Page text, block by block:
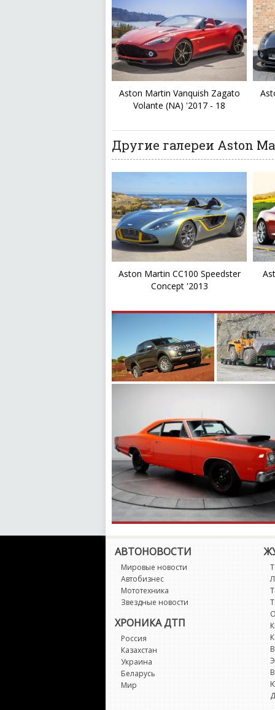
Aston Martin Vanquish Zagato
Volante (NA) '2017 - 18
Другие галереи Aston
Aston Martin CC100 Speedster
Concept '2013
АВТОНОВОСТИ
Мировые новости
Автобизнес
Мототехника
Звездные новости
ХРОНИКА ДТП
Россия
Казахстан
Украина
Беларусь
Мир